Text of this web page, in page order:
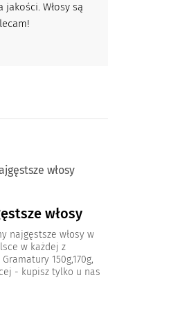
Włosy są
włosy
najgęstsze włosy w
w każdej z
Gramatury 150g,170g,
- kupisz tylko u nas